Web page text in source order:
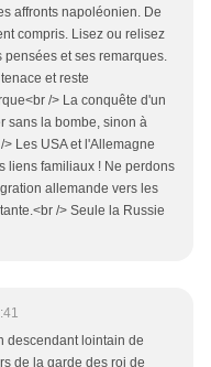
affronts napoléonien. De
compris. Lisez ou relisez
pensées et ses remarques.
et reste
/> La conquête d'un
sans la bombe, sinon à
Les USA et l'Allemagne
liens familiaux ! Ne perdons
allemande vers les
/> Seule la Russie
descendant lointain de
de la garde des roi de